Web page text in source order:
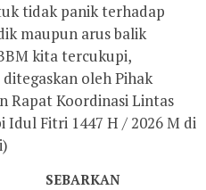
tidak panik terhadap
maupun arus balik
kita tercukupi,
oleh Pihak
Rapat Koordinasi Lintas
Idul Fitri 1447 H / 2026 M di
SEBARKAN